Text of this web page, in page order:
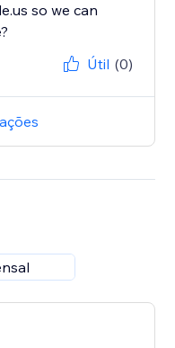
so we can
Útil (0)